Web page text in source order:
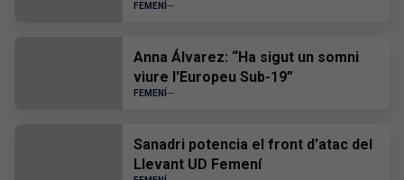
pretemporada
FEMENÍ
Anna Álvarez: “Ha sigut un somni
viure l'Europeu Sub-19”
FEMENÍ
Sanadri potencia el front d'atac del
Llevant UD Femení